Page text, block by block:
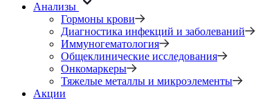
Анализы
Гормоны крови
Диагностика инфекций и заболеваний
Иммуногематология
Общеклинические исследования
Онкомаркеры
Тяжелые металлы и микроэлементы
Акции